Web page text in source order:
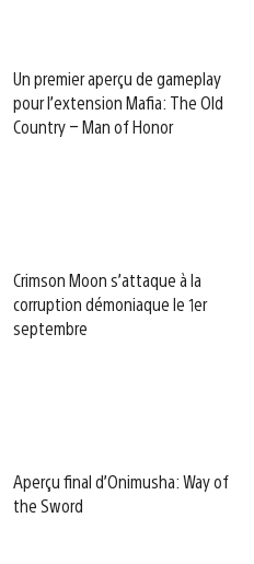
Un premier aperçu de gameplay
pour l’extension Mafia: The Old
Country – Man of Honor
Crimson Moon s’attaque à la
corruption démoniaque le 1er
septembre
Aperçu final d’Onimusha: Way of
the Sword